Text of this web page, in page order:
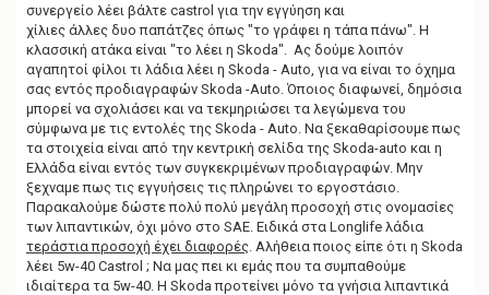
συνεργείο λέει βάλτε castrοl για την εγγύηση και
χίλιες άλλες δυο παπάτζες όπως "το γράφει η τάπα πάνω". Η
κλασσική ατάκα είναι "το λέει η Skoda". Ας δούμε λοιπόν
αγαπητοί φίλοι τι λάδια λέει η Skoda - Auto, για να είναι το όχημα
σας εντός προδιαγραφών Skoda -Auto. Όποιος διαφωνεί, δημόσια
μπορεί να σχολιάσει και να τεκμηριώσει τα λεγώμενα του
σύμφωνα με τις εντολές της Skoda - Auto. Να ξεκαθαρίσουμε πως
τα στοιχεία είναι από την κεντρική σελίδα της Skoda-auto και η
Ελλάδα είναι εντός των συγκεκριμένων προδιαγραφών. Μην
ξεχναμε πως τις εγγυήσεις τις πληρώνει το εργοστάσιο.
Παρακαλούμε δώστε πολύ πολύ μεγάλη προσοχή στις ονομασίες
των λιπαντικών, όχι μόνο στο SAE. Ειδικά στα Longlife λάδια
τεράστια προσοχή έχει διαφορές. Aλήθεια ποιος είπε ότι η Skoda
λέει 5w-40 Castrol ; Να μας πει κι εμάς που τα συμπαθούμε
ιδιαίτερα τα 5w-40. Η Skoda προτείνει μόνο τα γνήσια λιπαντικά